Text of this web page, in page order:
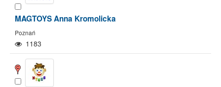
MAGTOYS Anna Kromolicka
Poznań
1183